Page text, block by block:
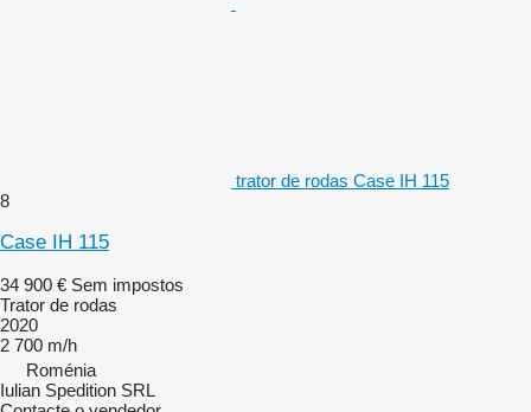
trator de rodas Case IH 115
8
Case IH 115
34 900 € Sem impostos
Trator de rodas
2020
2 700 m/h
Roménia
Iulian Spedition SRL